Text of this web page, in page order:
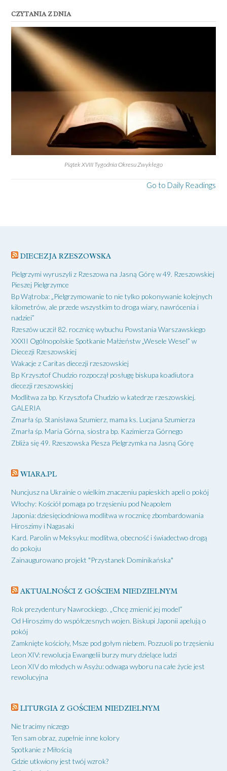
CZYTANIA Z DNIA
Piątek XVIII Tygodnia Okresu Zwykłego
Go to Daily Readings
DIECEZJA RZESZOWSKA
Pielgrzymi wyruszyli z Rzeszowa na Jasną Górę w 49. Rzeszowskiej
Pieszej Pielgrzymce
Bp Wątroba: „Pielgrzymowanie to nie tylko pokonywanie kolejnych
kilometrów, ale przede wszystkim to droga wiary, nawrócenia i
nadziei”
Rzeszów uczcił 82. rocznicę wybuchu Powstania Warszawskiego
XXXII Ogólnopolskie Spotkanie Małżeństw „Wesele Wesel” w
Diecezji Rzeszowskiej
Wakacje z Caritas diecezji rzeszowskiej
Bp Krzysztof Chudzio rozpoczął posługę biskupa koadiutora
diecezji rzeszowskiej
Modlitwa za bp. Krzysztofa Chudzio w katedrze rzeszowskiej.
GALERIA
Zmarła śp. Stanisława Szumierz, mama ks. Lucjana Szumierza
Zmarła śp. Maria Górna, siostra bp. Kazimierza Górnego
Zbliża się 49. Rzeszowska Piesza Pielgrzymka na Jasną Górę
WIARA.PL
Nuncjusz na Ukrainie o wielkim znaczeniu papieskich apeli o pokój
Włochy: Kościół pomaga po trzęsieniu pod Neapolem
Japonia: dziesięciodniowa modlitwa w rocznicę zbombardowania
Hiroszimy i Nagasaki
Kard. Parolin w Meksyku: modlitwa, obecność i świadectwo drogą
do pokoju
Zainaugurowano projekt "Przystanek Dominikańska"
AKTUALNOŚCI Z GOŚCIEM NIEDZIELNYM
Rok prezydentury Nawrockiego. „Chcę zmienić jej model”
Od Hiroszimy do współczesnych wojen. Biskupi Japonii apelują o
pokój
Zamknięte kościoły, Msze pod gołym niebem. Pozzuoli po trzęsieniu
Leon XIV: rewolucja Ewangelii burzy mury dzielące ludzi
Leon XIV do młodych w Asyżu: odwaga wyboru na całe życie jest
rewolucyjna
LITURGIA Z GOŚCIEM NIEDZIELNYM
Nie tracimy niczego
Ten sam obraz, zupełnie inne kolory
Spotkanie z Miłością
Gdzie utkwiony jest twój wzrok?